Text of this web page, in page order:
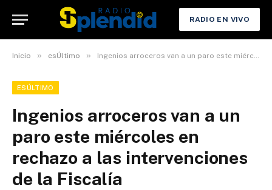
RADIO EN VIVO
Inicio » esÚltimo » Ingenios arroceros van a un paro este miércoles en rechazo a las intervenciones de la Fiscalía
ESÚLTIMO
Ingenios arroceros van a un
paro este miércoles en
rechazo a las intervenciones
de la Fiscalía